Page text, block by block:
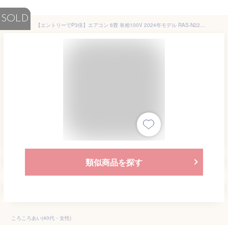
SOLD
【エントリーでP3倍】エアコン 6畳 単相100V 2024年モデル RAS-N221DX TOSHIBA 東芝 冷房 暖房 除湿 送風 タイマー 日あたり節電 フィルター 自動掃除 プラズマ空清 リモコン 簡単操作 夏 暑さ対策 早期準備
類似商品を探す
ころころあい(40代・女性)